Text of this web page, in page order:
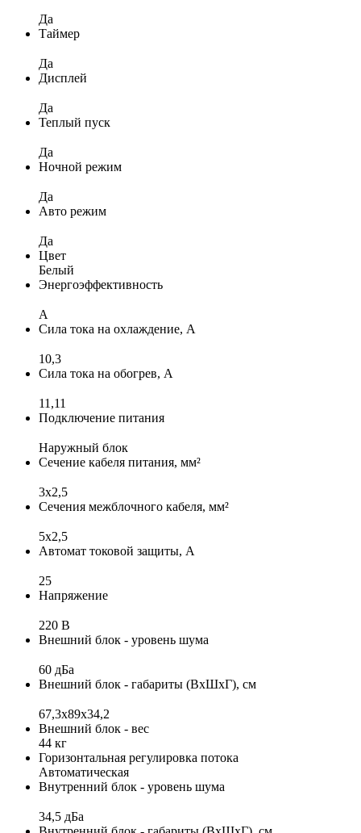
Да
Таймер
Да
Дисплей
Да
Теплый пуск
Да
Ночной режим
Да
Авто режим
Да
Цвет
Белый
Энергоэффективность
A
Сила тока на охлаждение, А
10,3
Сила тока на обогрев, А
11,11
Подключение питания
Наружный блок
Сечение кабеля питания, мм²
3х2,5
Сечения межблочного кабеля, мм²
5x2,5
Автомат токовой защиты, А
25
Напряжение
220 В
Внешний блок - уровень шума
60 дБа
Внешний блок - габариты (ВхШхГ), см
67,3x89x34,2
Внешний блок - вес
44 кг
Горизонтальная регулировка потока
Автоматическая
Внутренний блок - уровень шума
34,5 дБа